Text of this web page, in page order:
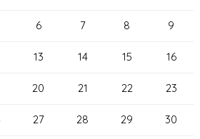
6 7 8 9
13 14 15 16
20 21 22 23
27 28 29 30